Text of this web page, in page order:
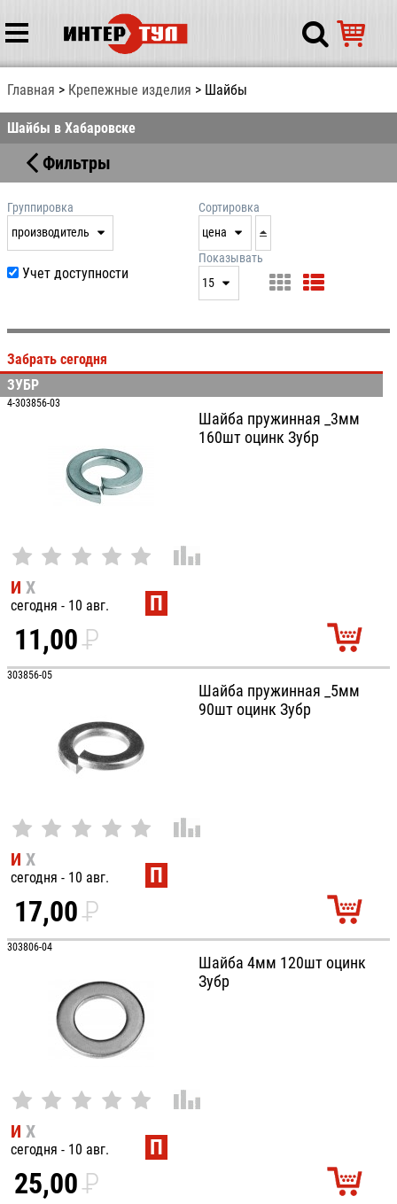
Главная Крепежные изделия Шайбы
Шайбы в Хабаровске
Фильтры
Группировка
производитель
производитель
Сортировка
цена
дата
цена
артикул
Учет доступности
Показывать
15
25
Забрать сегодня
ЗУБР
4-303856-03
Шайба пружинная _3мм
160шт оцинк Зубр
И Х
сегодня - 10 авг. П
11,00P
УБ.
303856-05
Шайба пружинная _5мм
90шт оцинк Зубр
И Х
сегодня - 10 авг. П
17,00P
УБ.
303806-04
Шайба 4мм 120шт оцинк
Зубр
И Х
сегодня - 10 авг. П
25,00P